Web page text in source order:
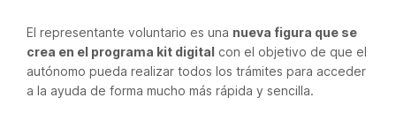
El representante voluntario es una nueva figura que se
crea en el programa kit digital con el objetivo de que el
autónomo pueda realizar todos los trámites para acceder
a la ayuda de forma mucho más rápida y sencilla.